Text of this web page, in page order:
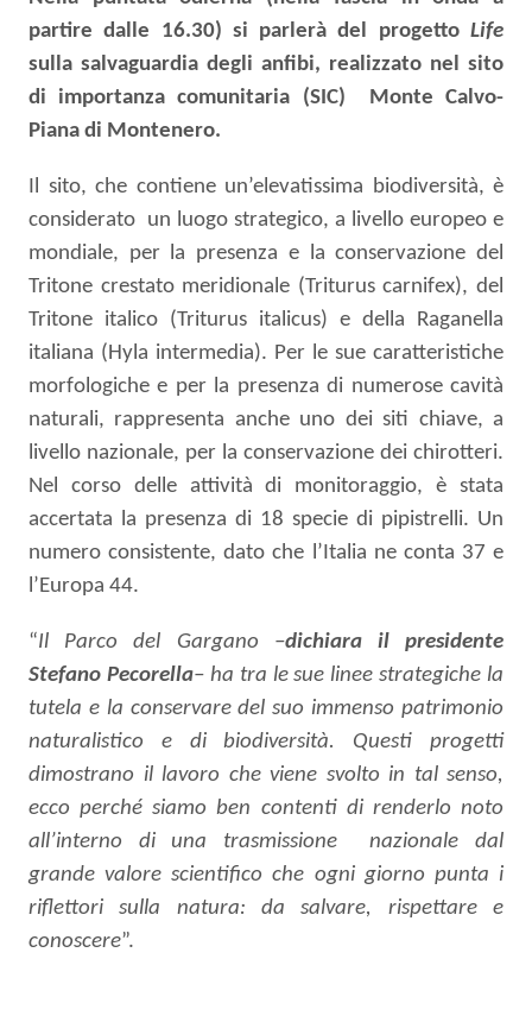
partire dalle 16.30) si parlerà del progetto Life
sulla salvaguardia degli anfibi, realizzato nel sito
di importanza comunitaria (SIC)
Monte Calvo-
Piana di Montenero.
Il sito, che contiene un’elevatissima biodiversità, è
considerato un luogo strategico, a livello europeo e
mondiale, per la presenza e la conservazione del
Tritone crestato meridionale (Triturus carnifex), del
Tritone italico (Triturus italicus) e della Raganella
italiana (Hyla intermedia). Per le sue caratteristiche
morfologiche e per la presenza di numerose cavità
naturali, rappresenta anche uno dei siti chiave, a
livello nazionale, per la conservazione dei chirotteri.
Nel corso delle attività di monitoraggio, è stata
accertata la presenza di 18 specie di pipistrelli. Un
numero consistente, dato che l’Italia ne conta 37 e
l’Europa 44.
“Il Parco del Gargano –dichiara il presidente
Stefano Pecorella– ha tra le sue linee strategiche la
tutela e la conservare del suo immenso patrimonio
naturalistico e di biodiversità. Questi progetti
dimostrano il lavoro che viene svolto in tal senso,
ecco perché siamo ben contenti di renderlo noto
all’interno di una trasmissione
nazionale dal
grande valore scientifico che ogni giorno punta i
riflettori sulla natura: da salvare, rispettare e
conoscere”.